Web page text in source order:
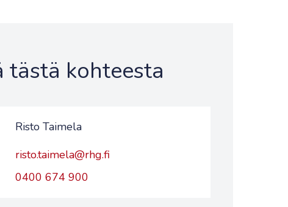
tästä kohteesta
Risto Taimela
risto.taimela@rhg.fi
0400 674 900